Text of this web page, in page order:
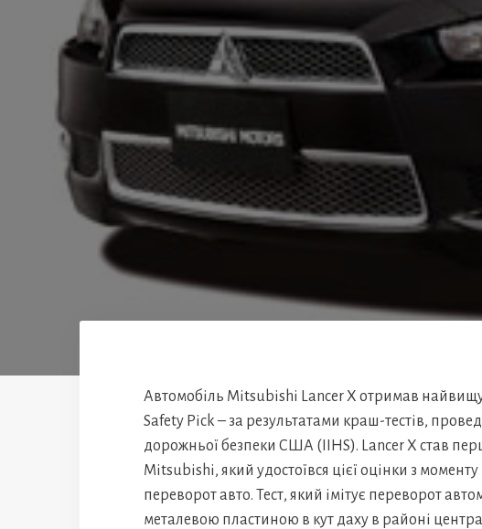
Автомобіль Mitsubishi Lancer X отримав найвищу
Safety Pick – за результатами краш-тестів,
дорожньої безпеки США (IIHS). Lancer X став
Mitsubishi, який удостоївся цієї оцінки з
переворот авто. Тест, який імітує переворот
металевою пластиною в кут даху в районі